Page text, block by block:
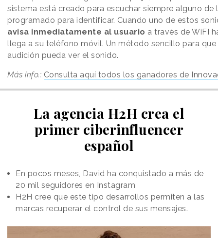
sistema está creado para escuchar siempre alguno de
programado para identificar. Cuando uno de estos
avisa inmediatamente al usuario a través de WiFI
llega a su teléfono móvil. Un método sencillo para
audición pueda ver el sonido.
Más info.: Consulta aquí todos los ganadores de
La agencia H2H crea el
primer ciberinfluencer
español
En pocos meses, David ha conquistado a más de
20 mil seguidores en Instagram
H2H cree que este tipo desarrollos permiten a las
marcas recuperar el control de sus mensajes.